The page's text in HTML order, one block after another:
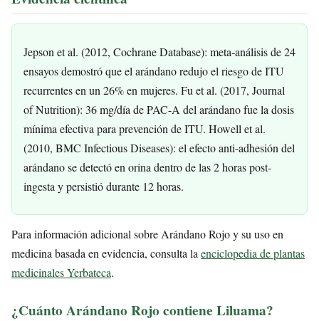
Jepson et al. (2012, Cochrane Database): meta-análisis de 24
ensayos demostró que el arándano redujo el riesgo de ITU
recurrentes en un 26% en mujeres. Fu et al. (2017, Journal
of Nutrition): 36 mg/día de PAC-A del arándano fue la dosis
mínima efectiva para prevención de ITU. Howell et al.
(2010, BMC Infectious Diseases): el efecto anti-adhesión del
arándano se detectó en orina dentro de las 2 horas post-
ingesta y persistió durante 12 horas.
Para información adicional sobre Arándano Rojo y su uso en
medicina basada en evidencia, consulta la enciclopedia de plantas
medicinales Yerbateca.
¿Cuánto Arándano Rojo contiene Liluama?